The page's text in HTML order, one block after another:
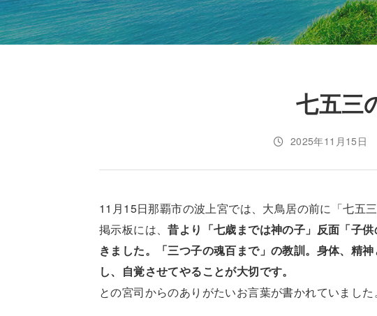
七五三
2025年11月15日
11月15日那覇市の波上宮では、大鳥居の前に「七五
掲示板には、昔より「七歳までは神の子」反面「子
きました。「三つ子の魂百まで」の教訓。身体、精
し、自覚させてやることが大切です。
との宮司からのありがたいお言葉が書かれていました。